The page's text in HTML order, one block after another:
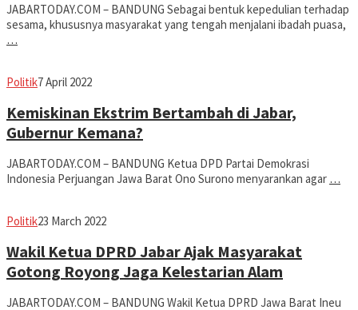
JABARTODAY.COM – BANDUNG Sebagai bentuk kepedulian terhadap
sesama, khususnya masyarakat yang tengah menjalani ibadah puasa,
…
PolitikAvila
7 April 2022
Kemiskinan Ekstrim Bertambah di Jabar,
Gubernur Kemana?
JABARTODAY.COM – BANDUNG Ketua DPD Partai Demokrasi
Indonesia Perjuangan Jawa Barat Ono Surono menyarankan agar …
PolitikAvila
23 March 2022
Wakil Ketua DPRD Jabar Ajak Masyarakat
Gotong Royong Jaga Kelestarian Alam
JABARTODAY.COM – BANDUNG Wakil Ketua DPRD Jawa Barat Ineu